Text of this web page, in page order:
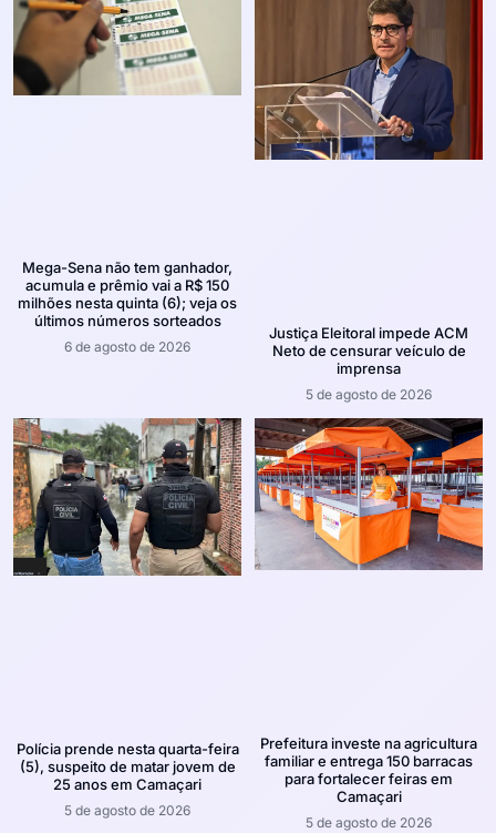
Mega-Sena não tem ganhador,
acumula e prêmio vai a R$ 150
milhões nesta quinta (6); veja os
últimos números sorteados
6 de agosto de 2026
Justiça Eleitoral impede ACM
Neto de censurar veículo de
imprensa
5 de agosto de 2026
Polícia prende nesta quarta-feira
(5), suspeito de matar jovem de
25 anos em Camaçari
5 de agosto de 2026
Prefeitura investe na agricultura
familiar e entrega 150 barracas
para fortalecer feiras em
Camaçari
5 de agosto de 2026